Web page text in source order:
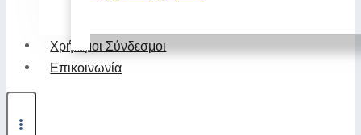
Χρήσιμοι Σύνδεσμοι
Επικοινωνία